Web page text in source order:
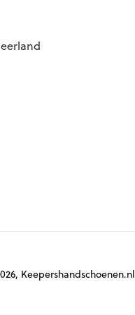
Keepershandschoenen.nl